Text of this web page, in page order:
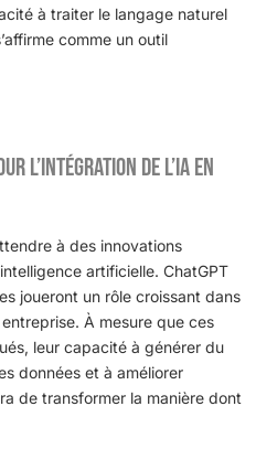
à traiter le langage naturel
comme un outil
l’intégration de l’IA en
à des innovations
artificielle. ChatGPT
joueront un rôle croissant dans
À mesure que ces
leur capacité à générer du
données et à améliorer
de transformer la manière dont